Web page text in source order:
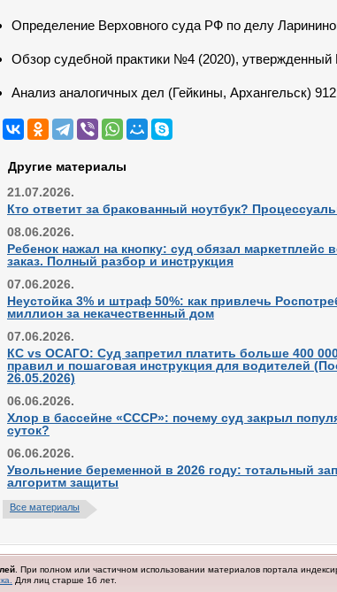
Определение Верховного суда РФ по делу
Обзор судебной практики №4 (2020),
Анализ аналогичных дел (Гейкины, Архангельск)
Другие материалы
21.07.2026.
Кто ответит за бракованный ноутбук?
08.06.2026.
Ребенок нажал на кнопку: суд обязал маркетплейс
заказ. Полный разбор и инструкция
07.06.2026.
Неустойка 3% и штраф 50%: как привлечь
миллион за некачественный дом
07.06.2026.
КС vs ОСАГО: Суд запретил платить больше 400
правил и пошаговая инструкция для водителей
26.05.2026)
06.06.2026.
Хлор в бассейне «СССР»: почему суд закрыл
суток?
06.06.2026.
Увольнение беременной в 2026 году: тотальный
алгоритм защиты
Все материалы
. При полном или частичном использовании материалов портала
Для лиц старше 16 лет.